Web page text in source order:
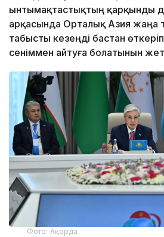
ынтымақтастықтың қарқынды
арқасында Орталық Азия жаңа
табысты кезеңді бастан
сеніммен айтуға болатынын
Фото: Ақорда